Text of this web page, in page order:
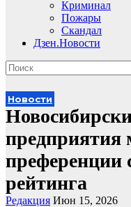
Криминал
Пожары
Скандал
Дзен.Новости
Новости
предприятия
рейтинга
Редакция Июн 15, 2026